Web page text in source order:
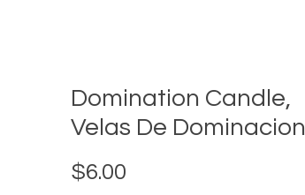
Domination Candle,
Velas De Dominacion
$6.00